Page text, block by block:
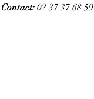
Contact: 02 37 37 68 59